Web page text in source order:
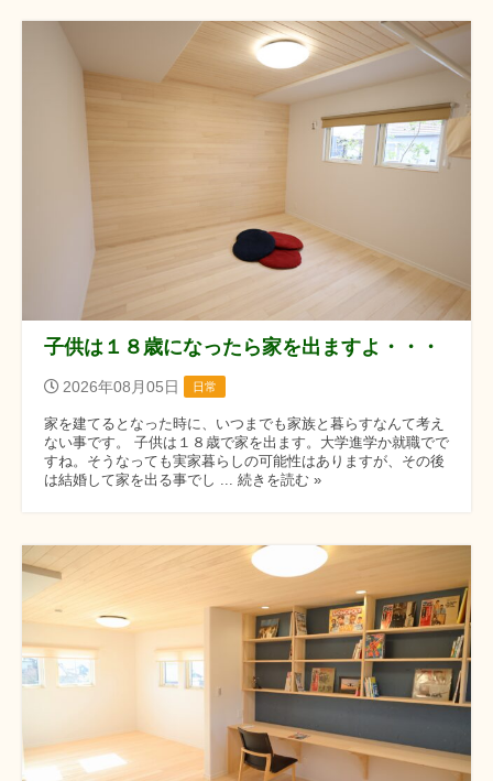
子供は１８歳になったら家を出ますよ・・・
2026年08月05日 日常
家を建てるとなった時に、いつまでも家族と暮らすなんて考え
ない事です。 子供は１８歳で家を出ます。大学進学か就職でで
すね。そうなっても実家暮らしの可能性はありますが、その後
は結婚して家を出る事でし ... 続きを読む »